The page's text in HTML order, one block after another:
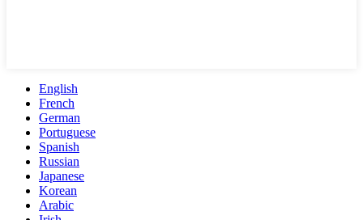
English
French
German
Portuguese
Spanish
Russian
Japanese
Korean
Arabic